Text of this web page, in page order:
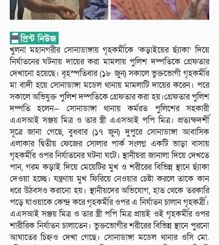
খুলনা মহানগরীর সোনাডাঙ্গায় গৃহকর্মীকে ‘কড়াইয়ের ছ্যাঁকা’ দিয়ে
নির্যাতনের ঘটনায় দায়ের করা মামলায় পুলিশ দম্পতিকে গ্রেফতার
দেখানো হয়েছে। বৃহস্পতিবার (১৮ জুন) সকালে ভুক্তভোগী গৃহকর্মীর
মা বাদী হয়ে সোনাডাঙ্গা মডেল থানায় মামলাটি দায়ের করেন। পরে
সকালে অভিযুক্ত পুলিশ দম্পতিকে গ্রেফতার করা হয়।গ্রেফতার পুলিশ
দম্পতি হলেন— সোনাডাঙ্গা থানায় কর্মরত পুলিশের সহকারী
এএসআই সঞ্জয় মিত্র ও তার স্ত্রী এএসআই পপি মিত্র। প্রত্যক্ষদর্শী
সূত্রে জানা গেছে, বুধবার (১৭ জুন) দুপুরে সোনাডাঙ্গা আবাসিক
এলাকার দ্বিতীয় ফেজের সোলার পার্ক সংলগ্ন একটি ভাড়া বাসায়
গৃহকর্মীর ওপর নির্যাতনের ঘটনা ঘটে। স্থানীয়রা জানালা দিয়ে দেখতে
পান, গরম কড়াই দিয়ে মেয়েটির মুখ ও শরীরের বিভিন্ন স্থানে ছ্যাঁকা
দেওয়া হচ্ছে। যন্ত্রণায় মুখ ফিরিয়ে নেওয়ার চেষ্টা করলে তাকে কান
ধরে উঠবসও করানো হয়। স্থানীয়দের অভিযোগ, হাত থেকে তরকারি
পড়ে যাওয়াকে কেন্দ্র করে গৃহকর্মীর ওপর এ নির্যাতন চালান গৃহকর্ত্রী।
এএসআই সঞ্জয় মিত্র ও তার স্ত্রী পপি মিত্র প্রায়ই ওই গৃহকর্মীর ওপর
শারীরিক নির্যাতন চালাতেন। ভুক্তভোগীর শরীরের বিভিন্ন স্থানে পুরনো
আঘাতের চিহ্নও দেখা গেছে। সোনাডাঙ্গা মডেল থানার ওসি মো.